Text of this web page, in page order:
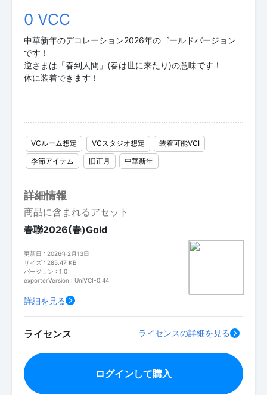
0 VCC
中華新年のデコレーション2026年のゴールドバージョン
です！
逆さまは「春到人間」(春は世に来たり)の意味です！
体に装着できます！
VCルーム想定 VCスタジオ想定
装着可能VCI
季節アイテム
旧正月 中華新年
詳細情報
商品に含まれるアセット
春聯2026(春)Gold
更新日 : 2026年2月13日
サイズ : 285.47 KB
バージョン : 1.0
exporterVersion : UniVCI-0.44
詳細を見る
ライセンス ライセンスの詳細を見る
ログインして購入